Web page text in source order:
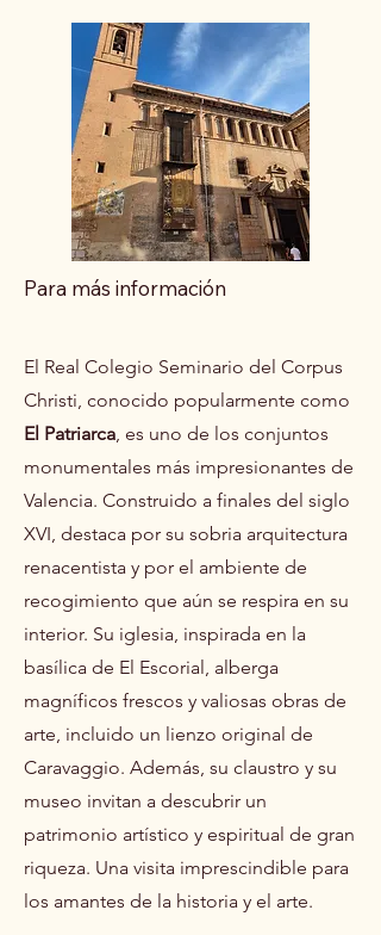
Para más información
El Real Colegio Seminario del Corpus
Christi, conocido popularmente como
El Patriarca, es uno de los conjuntos
monumentales más impresionantes de
Valencia. Construido a finales del siglo
XVI, destaca por su sobria arquitectura
renacentista y por el ambiente de
recogimiento que aún se respira en su
interior. Su iglesia, inspirada en la
basílica de El Escorial, alberga
magníficos frescos y valiosas obras de
arte, incluido un lienzo original de
Caravaggio. Además, su claustro y su
museo invitan a descubrir un
patrimonio artístico y espiritual de gran
riqueza. Una visita imprescindible para
los amantes de la historia y el arte.